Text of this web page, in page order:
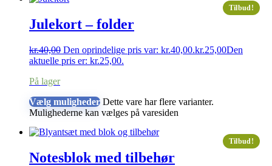
Tilbud!
Julekort – folder
kr.40,00 Den oprindelige pris var: kr.40,00.kr.25,00Den
aktuelle pris er: kr.25,00.
På lager
Vælg muligheder Dette vare har flere varianter.
Mulighederne kan vælges på varesiden
Tilbud!
Notesblok med tilbehør